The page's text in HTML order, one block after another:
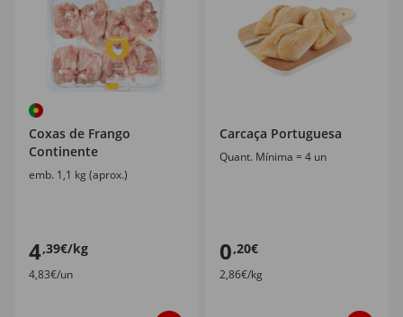
Coxas de Frango
Continente
emb. 1,1 kg (aprox.)
4,39€/kg
4,83€/un
Carcaça Portuguesa
Quant. Mínima = 4 un
0,20€
2,86€/kg